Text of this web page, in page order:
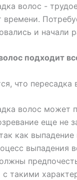
волос -
времени.
и начали
подходит
что
волос может
еще не
как
выпадения
с такими